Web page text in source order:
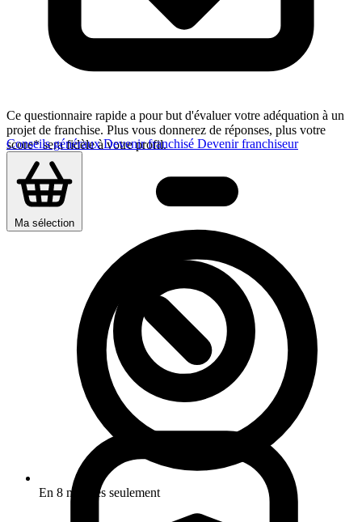
Conseils générauxDevenir franchisé Devenir franchiseur
Ma sélection
Ce questionnaire rapide a pour but d'évaluer votre adéquation à un
projet de franchise. Plus vous donnerez de réponses, plus votre
score* sera fidèle à votre profil.
En 8 minutes seulement